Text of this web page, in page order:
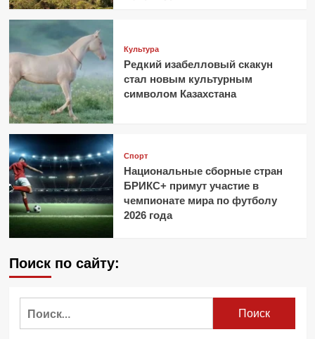
Культура
Редкий изабелловый скакун
стал новым культурным
символом Казахстана
Спорт
Национальные сборные стран
БРИКС+ примут участие в
чемпионате мира по футболу
2026 года
Поиск по сайту: